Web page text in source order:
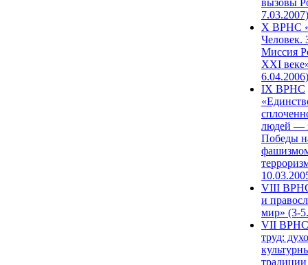
вызовы
7.03.2007)
X ВРНС
Человек.
Миссия
XXI
6.04.2006)
IX ВРНС
людей —
Победы
VIII
и
мир» (3-
VII ВРНС
труд: